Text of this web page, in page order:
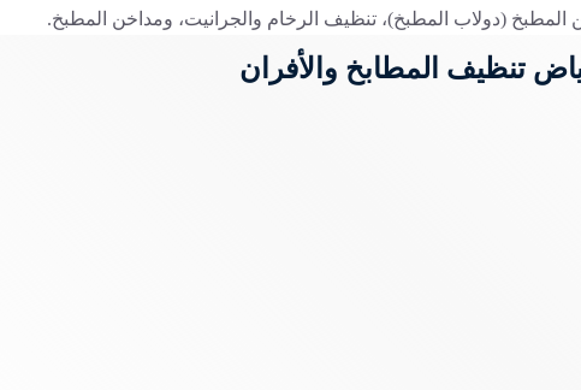
المطبخ (دولاب المطبخ)، تنظيف الرخام والجرانيت، ومداخن المطبخ.